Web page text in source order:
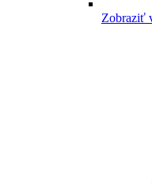
Zobraziť